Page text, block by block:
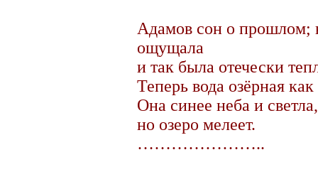
Адамов сон о прошлом;
ощущала
и так была отечески
Теперь вода озёрная
Она синее неба и светла,
но озеро мелеет.
…………………..